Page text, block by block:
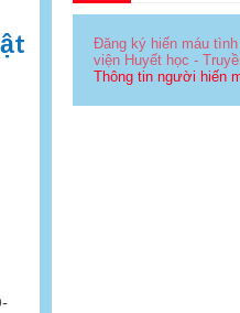
Đăng ký hiến máu
viện Huyết học -
Thông tin người hiến